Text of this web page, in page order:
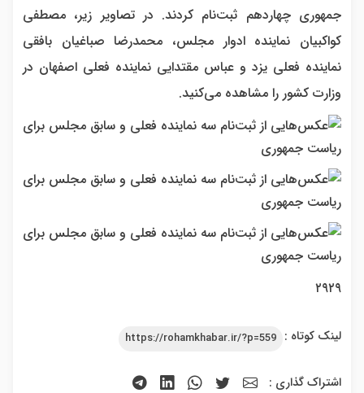
جمهوری چهاردهم ثبت‌نام کردند. در تصاویر زیر، مصطفی
کواکبیان نماینده ادوار مجلس، محمدرضا صباغیان بافقی
نماینده فعلی یزد و عباس مقتدایی نماینده فعلی اصفهان در
وزارت کشور را مشاهده می‌کنید.
۲۹۲۹
لینک کوتاه : https://rohamkhabar.ir/?p=559
اشتراک گذاری :